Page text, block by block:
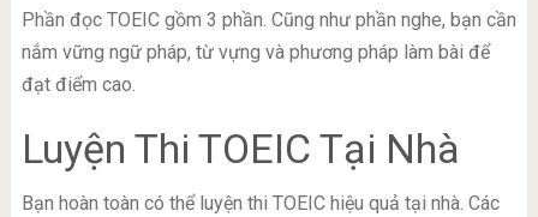
Phần đọc TOEIC gồm 3 phần. Cũng như phần nghe, bạn cần
nắm vững ngữ pháp, từ vựng và phương pháp làm bài để
đạt điểm cao.
Luyện Thi TOEIC Tại Nhà
Bạn hoàn toàn có thể luyện thi TOEIC hiệu quả tại nhà. Các